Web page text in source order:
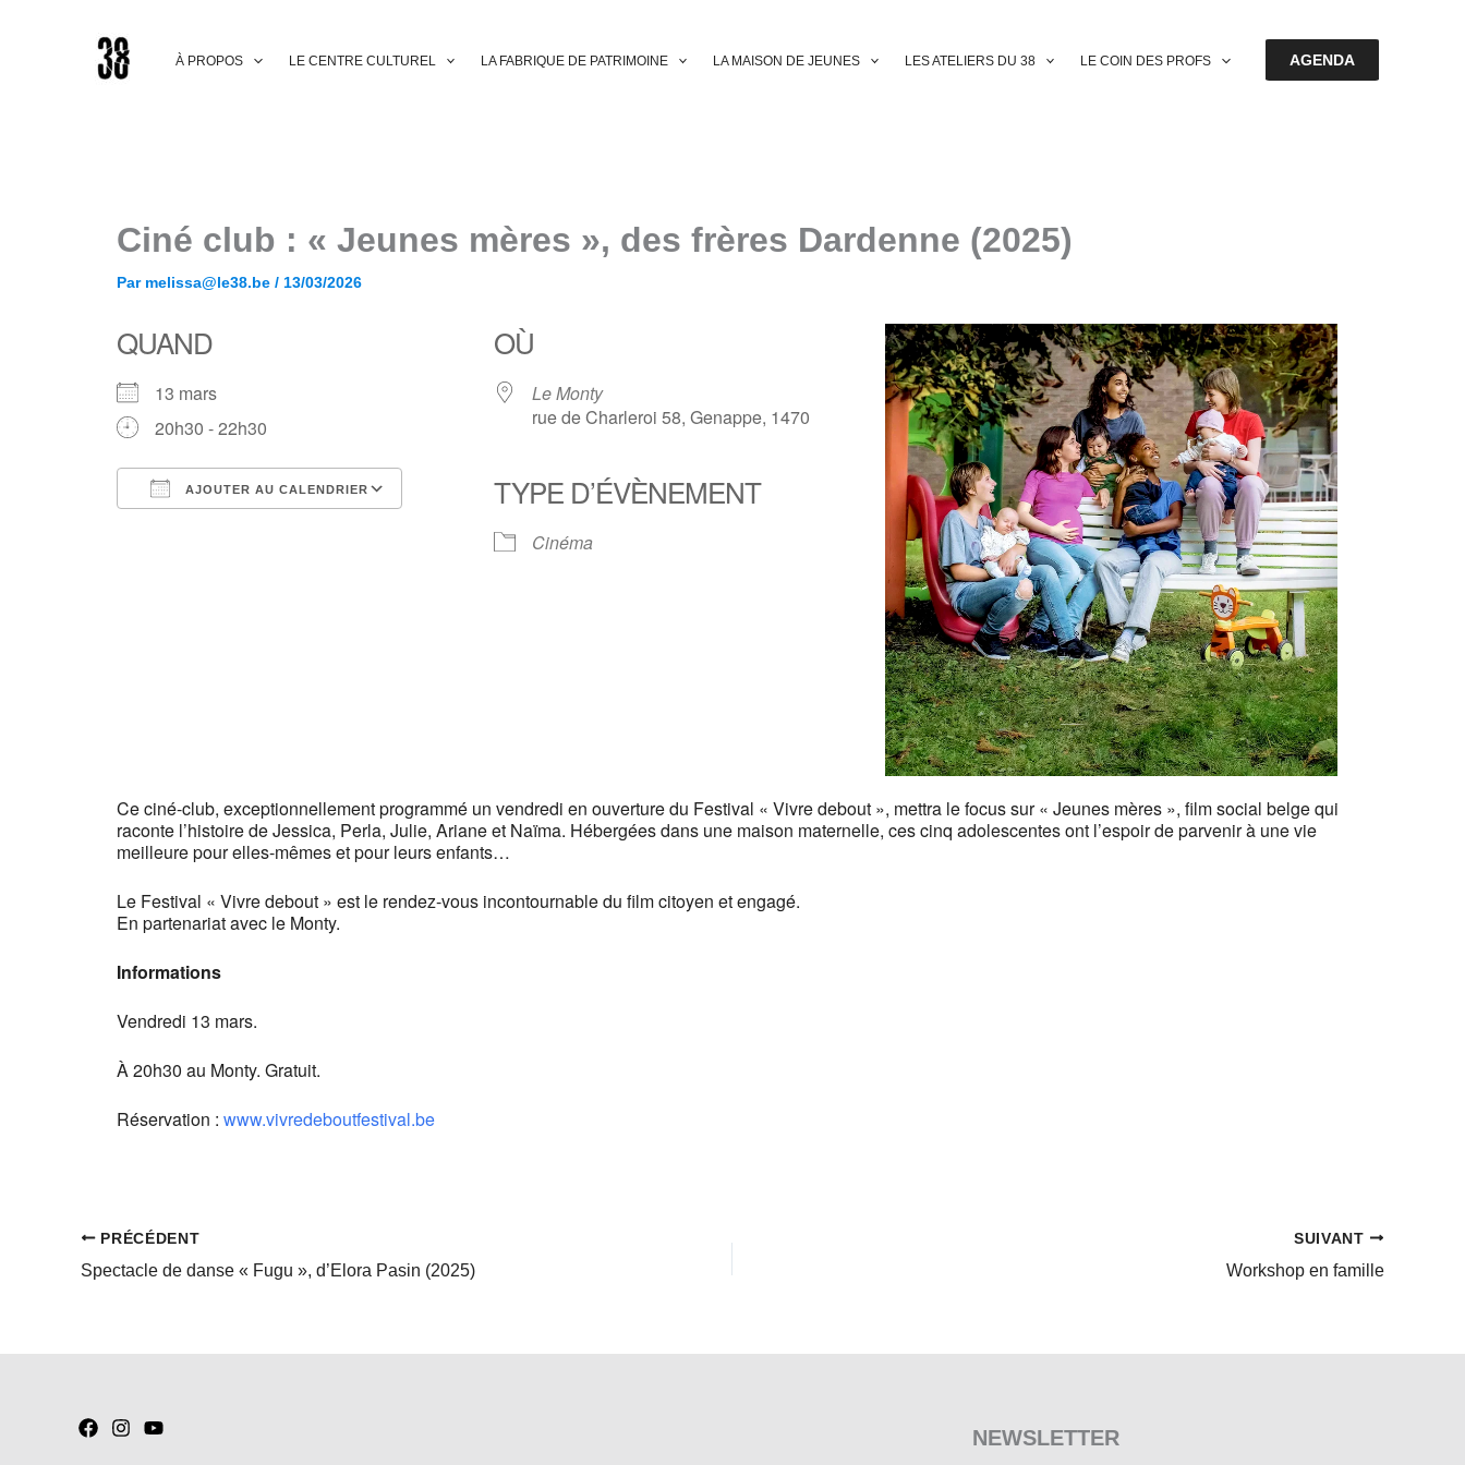
À PROPOS LE CENTRE CULTUREL LA FABRIQUE DE PATRIMOINE LA MAISON DE JEUNES LES ATELIERS DU 38 LE COIN DES PROFS AGENDA
Ciné club : « Jeunes mères », des frères Dardenne (2025)
Par melissa@le38.be / 13/03/2026
QUAND
13 mars
20h30 - 22h30
AJOUTER AU CALENDRIER
Calendrier Google Office 365 Outlook Live
OÙ
Le Monty
rue de Charleroi 58, Genappe, 1470
TYPE D’ÉVÈNEMENT
Cinéma
Ce ciné-club, exceptionnellement programmé un vendredi en ouverture du Festival « Vivre debout », mettra le focus sur « Jeunes mères », film social belge qui
raconte l’histoire de Jessica, Perla, Julie, Ariane et Naïma. Hébergées dans une maison maternelle, ces cinq adolescentes ont l’espoir de parvenir à une vie
meilleure pour elles-mêmes et pour leurs enfants…
Le Festival « Vivre debout » est le rendez-vous incontournable du film citoyen et engagé.
En partenariat avec le Monty.
Informations
Vendredi 13 mars.
À 20h30 au Monty. Gratuit.
Réservation : www.vivredeboutfestival.be
PRÉCÉDENT
Spectacle de danse « Fugu », d’Elora Pasin (2025)
SUIVANT
Workshop en famille
NEWSLETTER